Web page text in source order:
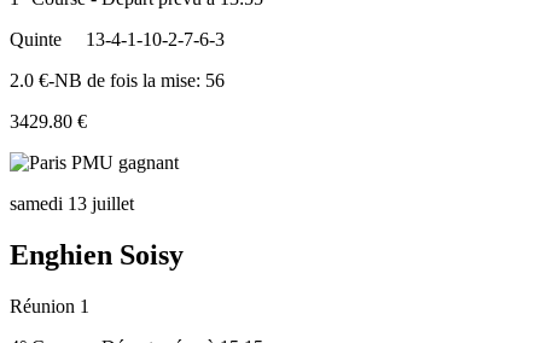
Quinte
13-4-1-10-2-7-6-3
2.0 €-NB de fois la mise: 56
3429.80 €
samedi 13 juillet
Enghien Soisy
Réunion 1